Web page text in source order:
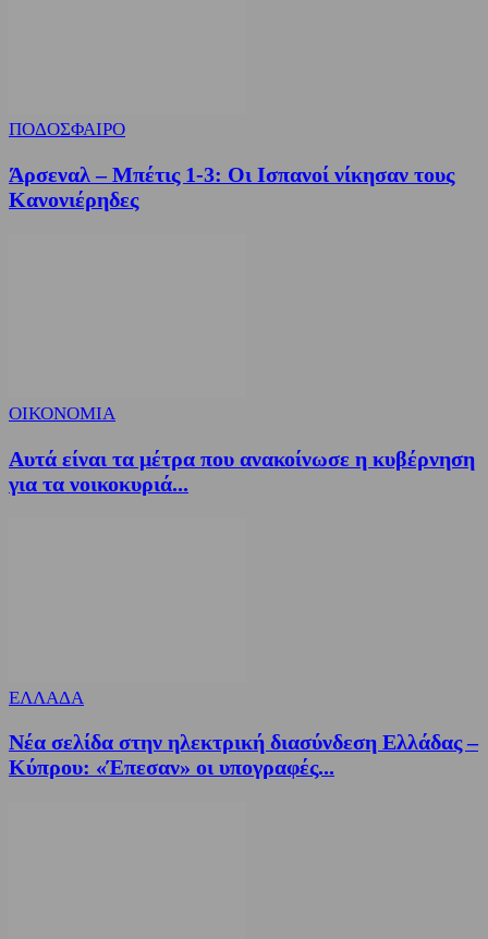
ΠΟΔΟΣΦΑΙΡΟ
Άρσεναλ – Μπέτις 1-3: Οι Ισπανοί νίκησαν τους
Κανονιέρηδες
ΟΙΚΟΝΟΜΙΑ
Αυτά είναι τα μέτρα που ανακοίνωσε η κυβέρνηση
για τα νοικοκυριά...
ΕΛΛΑΔΑ
Νέα σελίδα στην ηλεκτρική διασύνδεση Ελλάδας –
Κύπρου: «Έπεσαν» οι υπογραφές...